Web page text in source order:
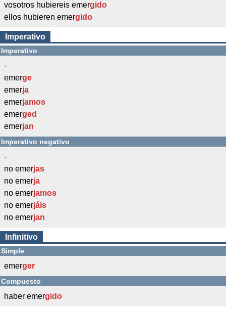
vosotros hubiereis emergido
ellos hubieren emergido
Imperativo
Imperativo
-
emerge
emerja
emerjamos
emerged
emerjan
Imperativo negativo
-
no emerjas
no emerja
no emerjamos
no emerjáis
no emerjan
Infinitivo
Simple
emerger
Compuesto
haber emergido